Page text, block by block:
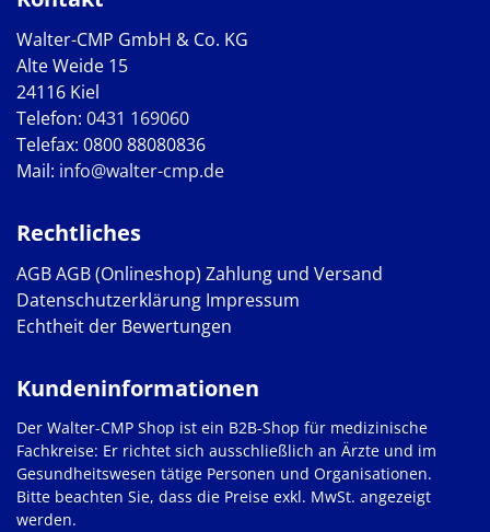
Walter-CMP GmbH & Co. KG
Alte Weide 15
24116 Kiel
Telefon: 0431 169060
Telefax: 0800 88080836
Mail: info@walter-cmp.de
Rechtliches
AGBAGB (Onlineshop) Zahlung und Versand
Datenschutzerklärung Impressum
Echtheit der Bewertungen
Kundeninformationen
Der Walter-CMP Shop ist ein B2B-Shop für medizinische
Fachkreise: Er richtet sich ausschließlich an Ärzte und im
Gesundheitswesen tätige Personen und Organisationen.
Bitte beachten Sie, dass die Preise exkl. MwSt. angezeigt
werden.